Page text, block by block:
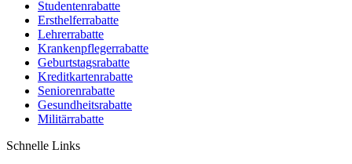
Studentenrabatte
Ersthelferrabatte
Lehrerrabatte
Krankenpflegerrabatte
Geburtstagsrabatte
Kreditkartenrabatte
Seniorenrabatte
Gesundheitsrabatte
Militärrabatte
Schnelle Links